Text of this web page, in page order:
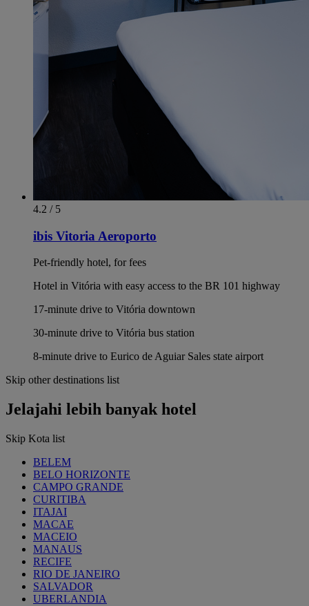
4.2 / 5
ibis Vitoria Aeroporto
Pet-friendly hotel, for fees
Hotel in Vitória with easy access to the BR 101 highway
17-minute drive to Vitória downtown
30-minute drive to Vitória bus station
8-minute drive to Eurico de Aguiar Sales state airport
Skip other destinations list
Jelajahi lebih banyak hotel
Skip Kota list
BELEM
BELO HORIZONTE
CAMPO GRANDE
CURITIBA
ITAJAI
MACAE
MACEIO
MANAUS
RECIFE
RIO DE JANEIRO
SALVADOR
UBERLANDIA